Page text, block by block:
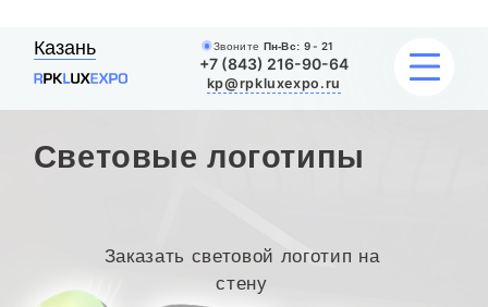
+7 (843) 216-90-64
kp@rpkluxexpo.ru
УСЛУГИ
стену